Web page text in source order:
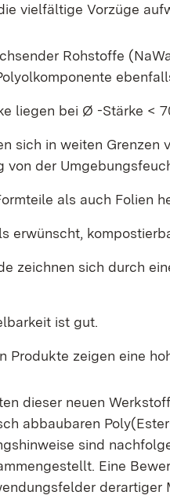
vielfältige Vorzüge
Rohstoffe
liegen bei Ø -Stärke <
sich in weiten Grenzen
von der
als auch Folien
erwünscht,
zeichnen sich durch
ist gut.
Produkte zeigen eine
dieser neuen
abbaubaren
sind
Eine
derartiger